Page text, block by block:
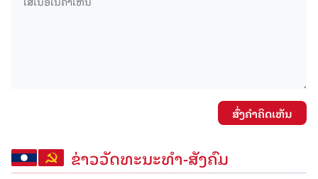
ສົ່ງຄໍາຄິດເຫັນ
ຂ່າວວັດທະນະທຳ-ສັງຄົມ